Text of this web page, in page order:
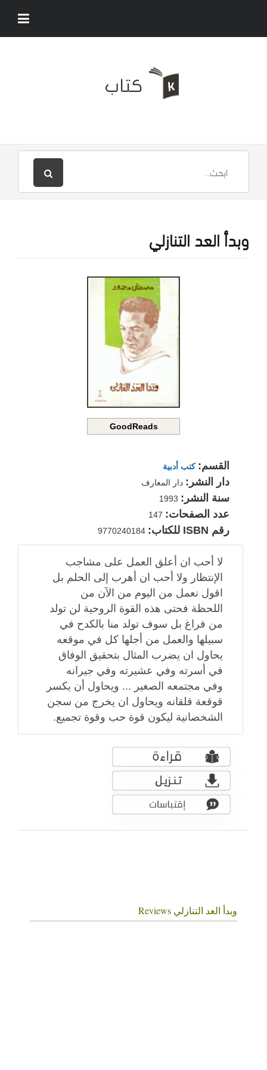
وبدأ العد التنازلي
GoodReads
القسم: كتب أدبية
دار النشر: دار المعارف
سنة النشر:
عدد الصفحات:
رقم ISBN للكتاب: 9770240184
لا أحب ان أعلق العمل على مشاجب
الإنتظار ولا أحب ان أهرب إلى الحلم بل
اقول نعمل من اليوم من الآن من
اللحظة فحتى هذه القوة الروحية لن تولد
من فراغ بل سوف تولد منا بالكدح في
سبيلها والعمل من أجلها كل في موقعه
يحاول ان يضرب المثال بتحقيق الوفاق
في أسرته وفي عشيرته وفي جيرانه
وفي مجتمعه الصغير ... ويحاول أن يكسر
قوقعة قلقانه ويحاول ان يخرج من سجن
الشخصانية ليكون قوة حب وقوة تجميع.
وبدأ العد التنازلي Reviews